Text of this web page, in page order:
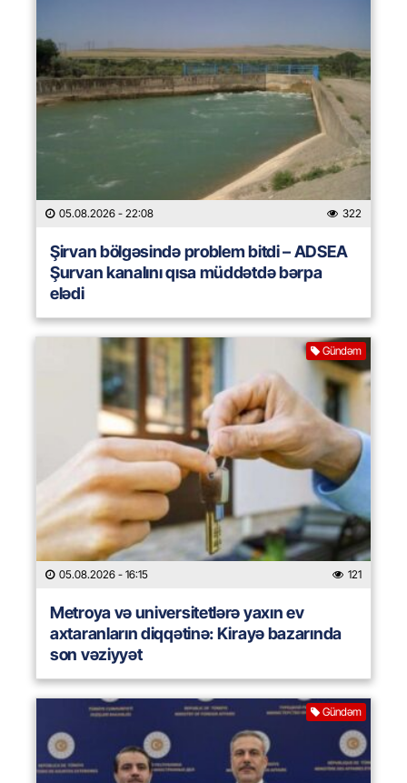
05.08.2026 - 22:08 322
Şirvan bölgəsində problem bitdi – ADSEA
Şurvan kanalını qısa müddətdə bərpa
elədi
Gündəm
05.08.2026 - 16:15 121
Metroya və universitetlərə yaxın ev
axtaranların diqqətinə: Kirayə bazarında
son vəziyyət
Gündəm